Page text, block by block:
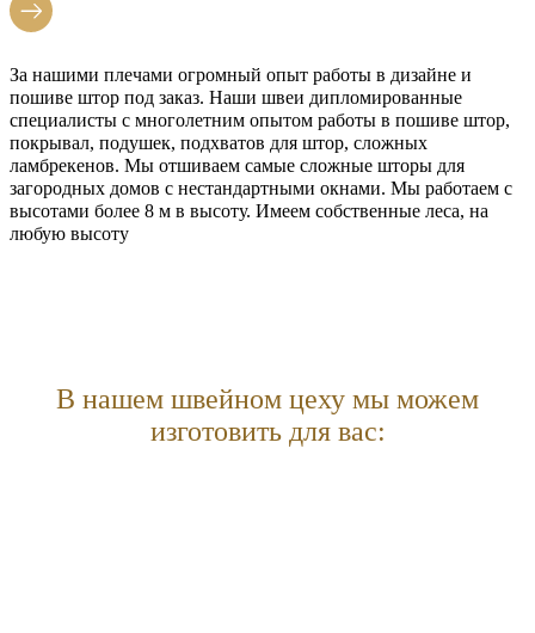
За нашими плечами огромный опыт работы в дизайне и
пошиве штор под заказ. Наши швеи дипломированные
специалисты с многолетним опытом работы в пошиве штор,
покрывал, подушек, подхватов для штор, сложных
ламбрекенов. Мы отшиваем самые сложные шторы для
загородных домов с нестандартными окнами. Мы работаем с
высотами более 8 м в высоту. Имеем собственные леса, на
любую высоту
В нашем швейном цеху мы можем
изготовить для вас: